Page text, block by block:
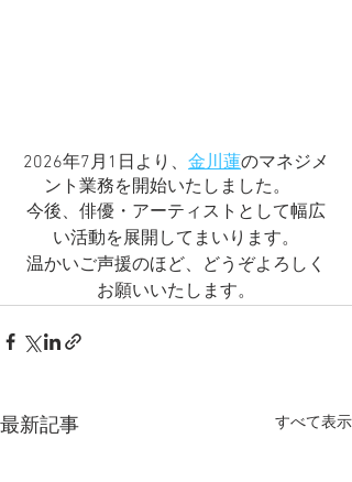
2026年7月1日より、 金川蓮のマネジメ
ント業務を開始いたしました。
今後、俳優・アーティストとして幅広
い活動を展開してまいります。
温かいご声援のほど、どうぞよろしく
お願いいたします。
最新記事 すべて表示